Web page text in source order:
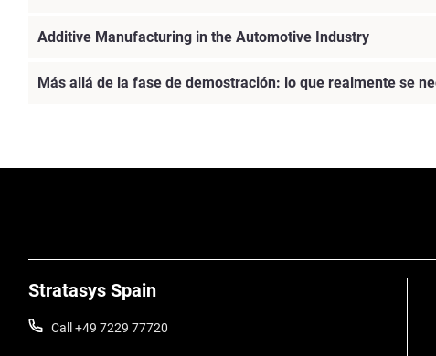
Additive Manufacturing in the Automotive Industry
Más allá de la fase de demostración: lo que realmente se
Stratasys Spain
Call +49 7229 77720